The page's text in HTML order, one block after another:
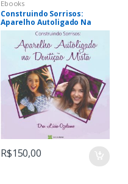
Ebooks
Construindo Sorrisos:
Aparelho Autoligado Na
Dentição Mista – E-Book
R$150,00